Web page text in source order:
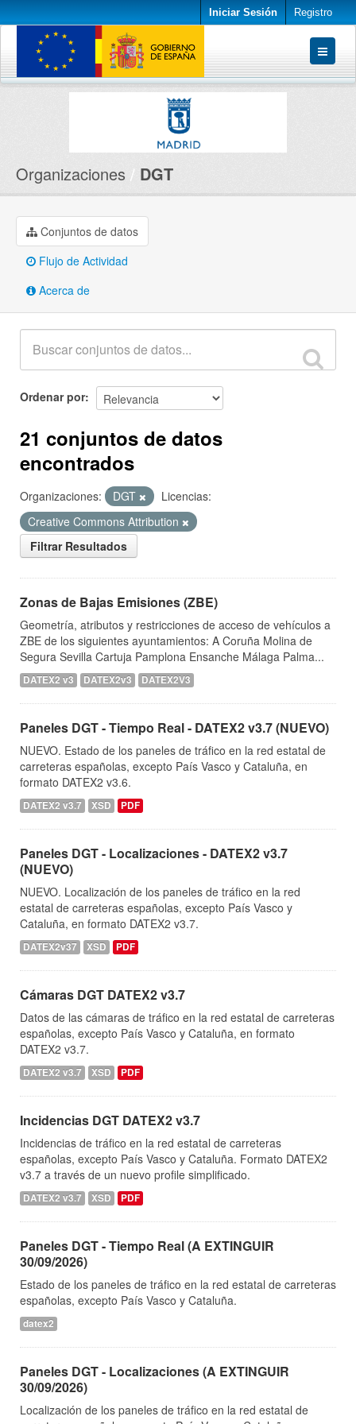
Iniciar Sesión Registro
Conjuntos de datos
Organizaciones DGT
Conjuntos de datos
Flujo de Actividad
Acerca de
Ordenar por
21 conjuntos de datos
encontrados
Organizaciones: DGT
Licencias:
Creative Commons Attribution
Filtrar Resultados
Zonas de Bajas Emisiones (ZBE)
Geometría, atributos y restricciones de acceso de vehículos a
ZBE de los siguientes ayuntamientos: A Coruña Molina de
Segura Sevilla Cartuja Pamplona Ensanche Málaga Palma...
DATEX2 v3 DATEX2v3 DATEX2V3
Paneles DGT - Tiempo Real - DATEX2 v3.7 (NUEVO)
NUEVO. Estado de los paneles de tráfico en la red estatal de
carreteras españolas, excepto País Vasco y Cataluña, en
formato DATEX2 v3.6.
DATEX2 v3.7 XSD PDF
Paneles DGT - Localizaciones - DATEX2 v3.7
(NUEVO)
NUEVO. Localización de los paneles de tráfico en la red
estatal de carreteras españolas, excepto País Vasco y
Cataluña, en formato DATEX2 v3.7.
DATEX2v37 XSD PDF
Cámaras DGT DATEX2 v3.7
Datos de las cámaras de tráfico en la red estatal de carreteras
españolas, excepto País Vasco y Cataluña, en formato
DATEX2 v3.7.
DATEX2 v3.7 XSD PDF
Incidencias DGT DATEX2 v3.7
Incidencias de tráfico en la red estatal de carreteras
españolas, excepto País Vasco y Cataluña. Formato DATEX2
v3.7 a través de un nuevo profile simplificado.
DATEX2 v3.7 XSD PDF
Paneles DGT - Tiempo Real (A EXTINGUIR
30/09/2026)
Estado de los paneles de tráfico en la red estatal de carreteras
españolas, excepto País Vasco y Cataluña.
datex2
Paneles DGT - Localizaciones (A EXTINGUIR
30/09/2026)
Localización de los paneles de tráfico en la red estatal de